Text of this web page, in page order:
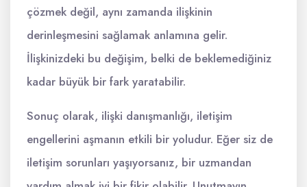
çözmek değil, aynı zamanda ilişkinin
derinleşmesini sağlamak anlamına gelir.
İlişkinizdeki bu değişim, belki de beklemediğiniz
kadar büyük bir fark yaratabilir.
Sonuç olarak, ilişki danışmanlığı, iletişim
engellerini aşmanın etkili bir yoludur. Eğer siz de
iletişim sorunları yaşıyorsanız, bir uzmandan